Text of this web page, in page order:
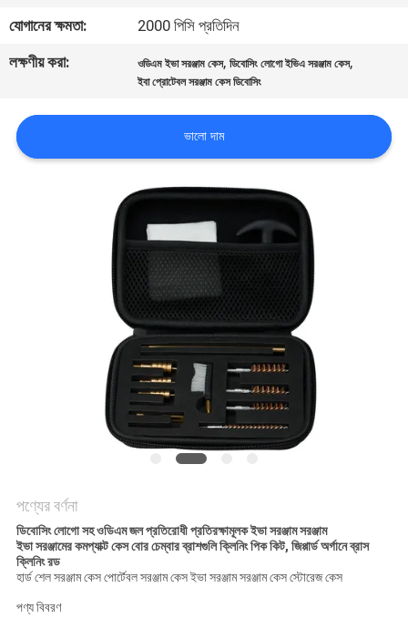
PRIVACY
POLICY
যোগানের ক্ষমতা:
2000 পিসি প্রতিদিন
লক্ষণীয় করা:
ওডিএম ইভা সরঞ্জাম কেস,ডিবোসিং লোগো ইভিএ সরঞ্জাম কেস,
ইবা প্রোটেবল সরঞ্জাম কেস ডিবোসিং
ভালো দাম
পণ্যের বর্ণনা
ডিবোসিং লোগো সহ ওডিএম জল প্রতিরোধী প্রতিরক্ষামূলক ইভা সরঞ্জাম সরঞ্জাম
ইভা সরঞ্জামের কমপ্যাক্ট কেস বোর চেম্বার ব্রাশগুলি ক্লিনিং পিক কিট, জিপ্পার্ড অর্গানে ব্রাস
ক্লিনিং রড
হার্ড শেল সরঞ্জাম কেস পোর্টেবল সরঞ্জাম কেস ইভা সরঞ্জাম সরঞ্জাম কেস স্টোরেজ কেস
পণ্য বিবরণ